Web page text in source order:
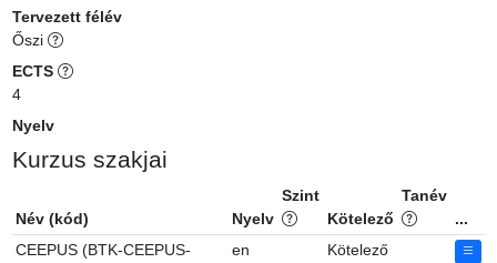
Tervezett félév
Őszi
ECTS
4
Nyelv
Kurzus szakjai
Név (kód) Nyelv
Szint
Kötelező
Tanév
...
CEEPUS (BTK-CEEPUS-
en Kötelező